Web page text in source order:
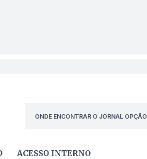
ONDE ENCONTRAR O JORNAL OPÇÃO
ACESSO INTERNO